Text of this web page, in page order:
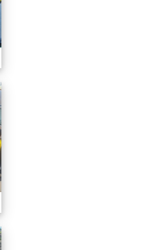
20260302行動英語村巡迴教
20260302行動英語村巡迴教